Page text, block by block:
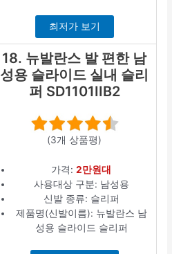
최저가 보기
18. 뉴발란스 발 편한 남
성용 슬라이드 실내 슬리
퍼 SD1101IIB2
(3개 상품평)
가격:2만원대
사용대상 구분: 남성용
신발 종류: 슬리퍼
제품명(신발이름): 뉴발란스 남
성용 슬라이드 슬리퍼